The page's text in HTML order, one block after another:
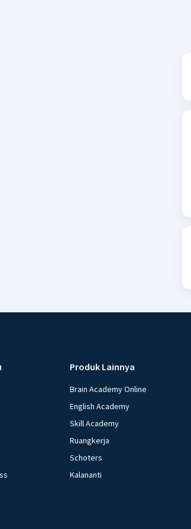
Produk Lainnya
Brain Academy Online
English Academy
Skill Academy
Ruangkerja
Schoters
Kalananti